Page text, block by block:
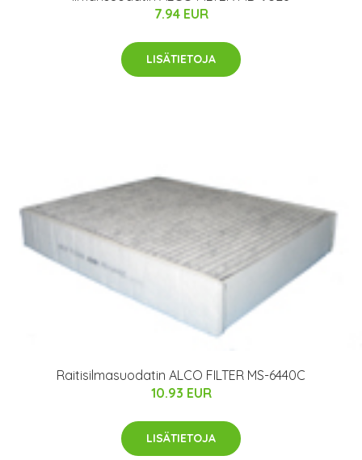
7.94 EUR
LISÄTIETOJA
Raitisilmasuodatin ALCO FILTER MS-6440C
10.93 EUR
LISÄTIETOJA